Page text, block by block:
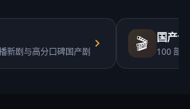
新剧与高分口碑国产剧 🎬 国产
100部 ·